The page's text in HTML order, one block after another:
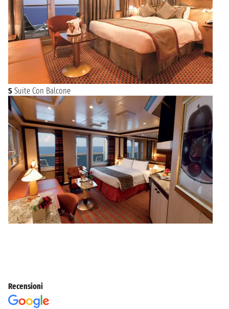
S Suite Con Balcone
Recensioni